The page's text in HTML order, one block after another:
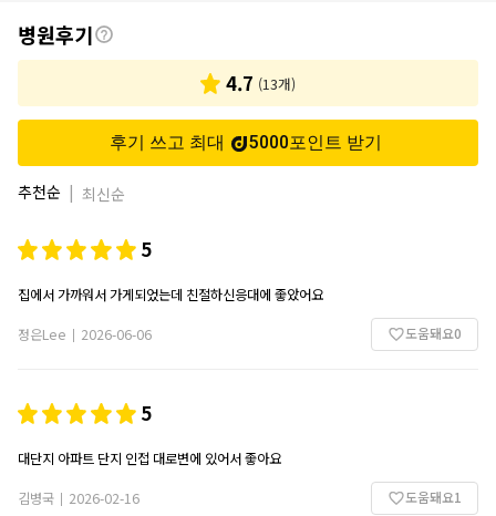
후
기
병원후기
4.7 (13개)
후기 쓰고 최대 5000포인트 받기
추천순 | 최신순
5
집에서 가까워서 가게되었는데 친절하신응대에 좋았어요
정은Lee
2026-06-06 도움돼요0
5
대단지 아파트 단지 인접 대로변에 있어서 좋아요
김병국
2026-02-16 도움돼요1